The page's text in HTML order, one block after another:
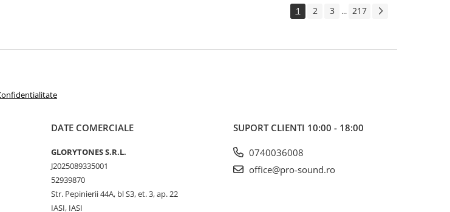
1 2 3 ... 217
DATE COMERCIALE
GLORYTONES S.R.L.
J2025089335001
52939870
Str. Pepinierii 44A, bl S3, et. 3, ap. 22
IASI, IASI
SUPORT CLIENTI 10:00 - 18:00
0740036008
office@pro-sound.ro